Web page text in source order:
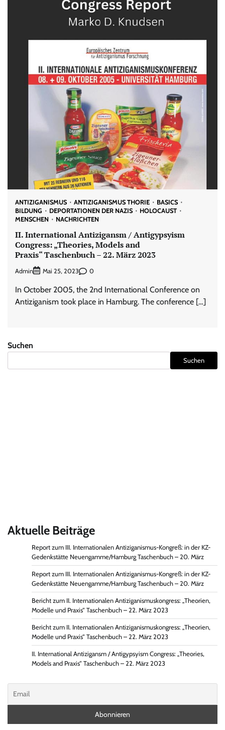
ANTIZIGANISMUS ANTIZIGANISMUS THORIE
BASICS
BILDUNG
DEPORTATIONEN DER NAZIS
HOLOCAUST
MENSCHEN
NACHRICHTEN
II. International Antizigansm / Antigypsyism
Congress: „Theories, Models and
Praxis“ Taschenbuch – 22. März 2023
Admin Mai 25, 2023 0
In October 2005, the 2nd International Conference on
Antiziganism took place in Hamburg. The conference […]
Suchen
Suchen
Aktuelle Beiträge
Report zum III. Internationalen Antiziganismus-Kongreß: in der KZ-
Gedenkstätte Neuengamme/Hamburg Taschenbuch – 20. März
Report zum III. Internationalen Antiziganismus-Kongreß: in der KZ-
Gedenkstätte Neuengamme/Hamburg Taschenbuch – 20. März
Bericht zum II. Internationalen Antiziganismuskongress: „Theorien,
Modelle und Praxis“ Taschenbuch – 22. März 2023
Bericht zum II. Internationalen Antiziganismuskongress: „Theorien,
Modelle und Praxis“ Taschenbuch – 22. März 2023
II. International Antizigansm / Antigypsyism Congress: „Theories,
Models and Praxis“ Taschenbuch – 22. März 2023